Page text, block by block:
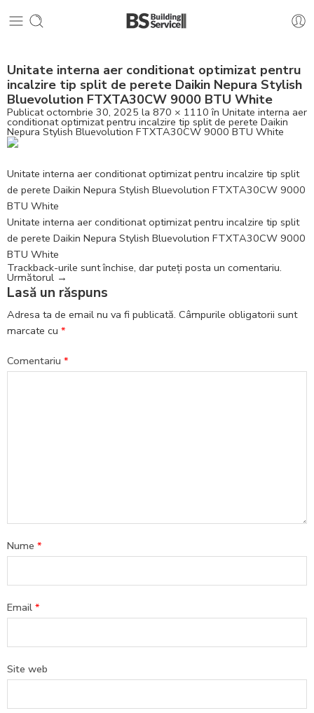
Unitate interna aer conditionat optimizat pentru
incalzire tip split de perete Daikin Nepura Stylish
Bluevolution FTXTA30CW 9000 BTU White
Publicatoctombrie 30, 2025 la 870 × 1110 în Unitate interna aer
conditionat optimizat pentru incalzire tip split de perete Daikin
Nepura Stylish Bluevolution FTXTA30CW 9000 BTU White
Unitate interna aer conditionat optimizat pentru incalzire tip split
de perete Daikin Nepura Stylish Bluevolution FTXTA30CW 9000
BTU White
Unitate interna aer conditionat optimizat pentru incalzire tip split
de perete Daikin Nepura Stylish Bluevolution FTXTA30CW 9000
BTU White
Trackback-urile sunt închise, dar puteți posta un comentariu.
Următorul →
Lasă un răspuns
Adresa ta de email nu va fi publicată. Câmpurile obligatorii sunt
marcate cu *
Comentariu *
Nume *
Email *
Site web